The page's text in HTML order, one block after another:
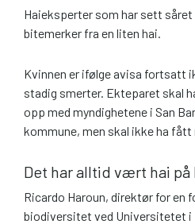
Haieksperter som har sett
bitemerker fra en liten hai.
Kvinnen er ifølge avisa fortsatt
stadig smerter. Ekteparet skal
opp med myndighetene i San
kommune, men skal ikke ha fått
Det har alltid vært hai på
Ricardo Haroun, direktør for en
biodiversitet ved Universitetet i